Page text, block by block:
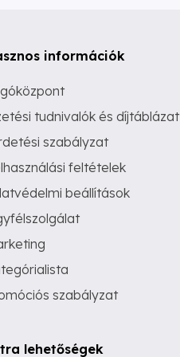
információk
tudnivalók és díjtáblázat
szabályzat
feltételek
beállítások
szabályzat
lehetőségek